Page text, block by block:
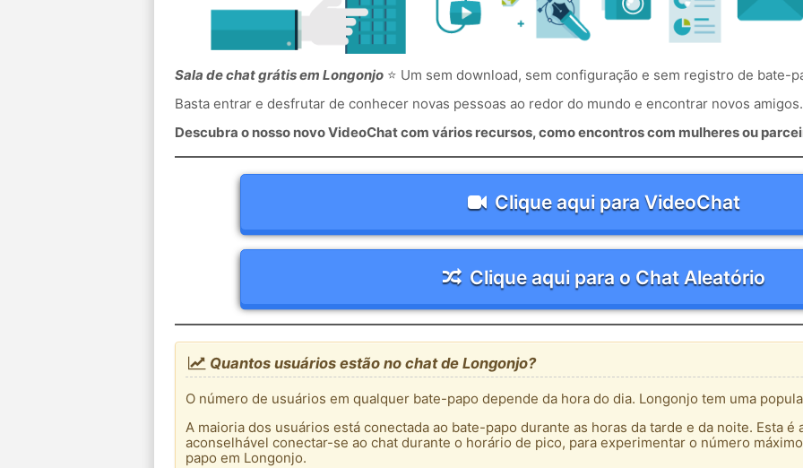
Sala de chat grátis em Longonjo⭐ Um sem download, sem configuração e sem registro de bate-
Basta entrar e desfrutar de conhecer novas pessoas ao redor do mundo e encontrar novos amigos.
Descubra o nosso novo VideoChat com vários recursos, como encontros com mulheres ou
Clique aqui para VideoChat
Clique aqui para o Chat Aleatório
Quantos usuários estão no chat de Longonjo?
O número de usuários em qualquer bate-papo depende da hora do dia. Longonjo tem uma
A maioria dos usuários está conectada ao bate-papo durante as horas da tarde e da noite. Esta é
aconselhável conectar-se ao chat durante o horário de pico, para experimentar o número
papo em Longonjo.